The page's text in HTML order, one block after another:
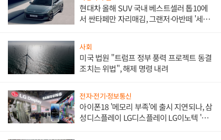
현대차 올해 SUV 국내 베스트셀러 톱10에
서 싼타페만 자리매김, 그랜저·아반떼 '세단
사회
미국 법원 "트럼프 정부 풍력 프로젝트 동결
조치는 위법", 해제 명령 내려
전자·전기·정보통신
아이폰18 '메모리 부족'에 출시 지연되나, 삼
성디스플레이 LG디스플레이 LG이노텍 '탈